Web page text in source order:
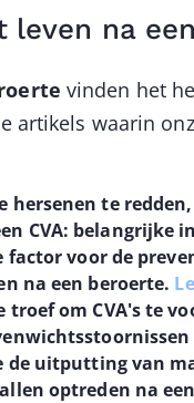
leven na
vinden het
artikels waarin
hersenen te
CVA: belangrijke
voor de
na een beroerte.
troef om CVA's te
de uitputting van
optreden na een